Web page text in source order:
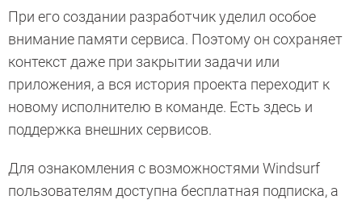
При его создании разработчик уделил особое
внимание памяти сервиса. Поэтому он сохраняет
контекст даже при закрытии задачи или
приложения, а вся история проекта переходит к
новому исполнителю в команде. Есть здесь и
поддержка внешних сервисов.
Для ознакомления с возможностями Windsurf
пользователям доступна бесплатная подписка, а